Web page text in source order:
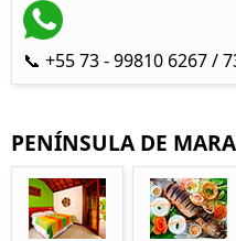
📞 +55 73 - 99810 6267 /
PENÍNSULA DE